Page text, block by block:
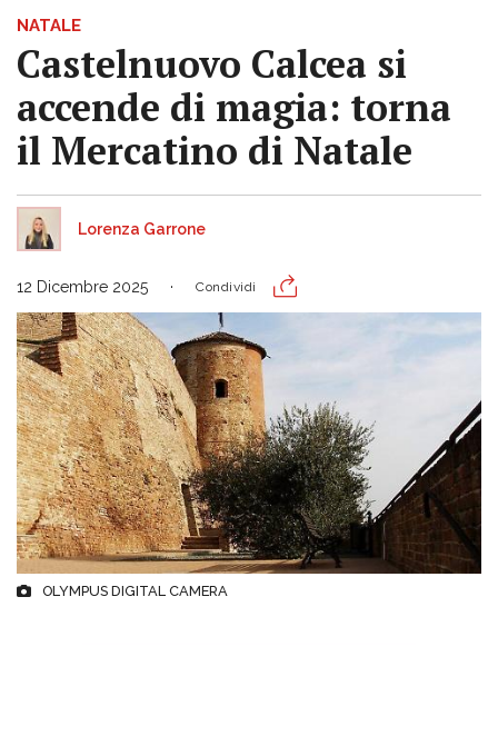
NATALE
Castelnuovo Calcea si
accende di magia: torna
il Mercatino di Natale
Lorenza Garrone
12 Dicembre 2025 Condividi
OLYMPUS DIGITAL CAMERA